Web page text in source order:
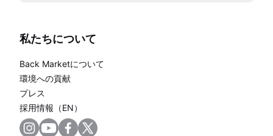
私たちについて
Back Marketについて
環境への貢献
プレス
採用情報（EN）